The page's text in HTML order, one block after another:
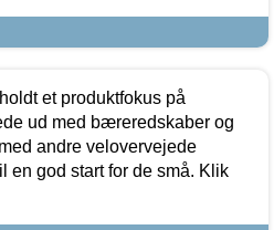
et produktfokus på
ud med bæreredskaber og
andre velovervejede
en god start for de små. Klik